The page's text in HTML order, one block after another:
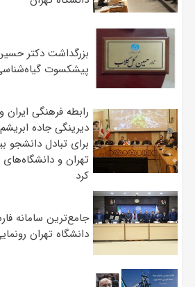
بزرگداشت دکتر
پیشکسوت
رابطه فرهنگی ایران
دیرینگی جاده
برای تبادل دانشجو
تهران و دانشگاه‌های
کرد
جامع‌ترین سامانه
دانشگاه تهران